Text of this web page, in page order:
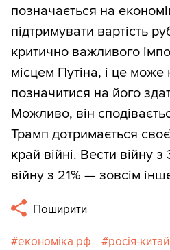
позначається на
підтримувати вартість
критично важливого
місцем Путіна, і це
позначитися на його
Можливо, він
Трамп дотримається
край війні. Вести війну
війну з 21% — зовсім
Поширити
економіка рф росія-китай